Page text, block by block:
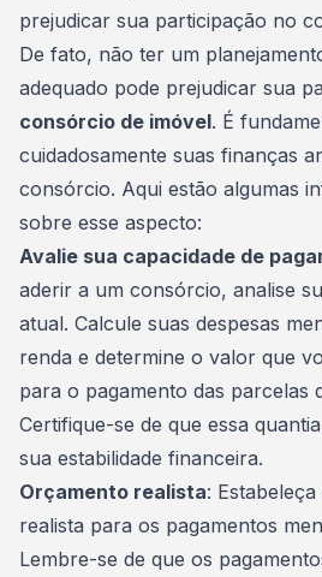
prejudicar sua participação no
De fato, não ter um
adequado pode prejudicar sua
consórcio de imóvel. É
cuidadosamente suas finanças
consórcio. Aqui estão algumas
sobre esse aspecto:
Avalie sua capacidade de
aderir a um consórcio, analise
atual. Calcule suas despesas
renda e determine o valor que
para o pagamento das parcelas
Certifique-se de que essa
sua estabilidade financeira.
Orçamento realista:
realista para os pagamentos
Lembre-se de que os